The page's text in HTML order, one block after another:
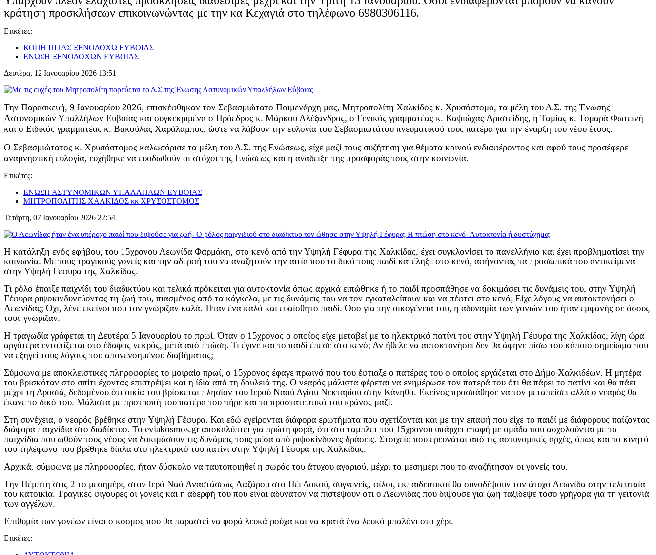
κράτηση προσκλήσεων επικοινωνώντας με την κα Κεχαγιά στο τηλέφωνο 6980306116.
Ετικέτες:
ΚΟΠΗ ΠΙΤΑΣ ΞΕΝΟΔΟΧΩ ΕΥΒΟΙΑΣ
ΕΝΩΣΗ ΞΕΝΟΔΟΧΩΝ ΕΥΒΟΙΑΣ
Δευτέρα, 12 Ιανουαρίου 2026 13:51
Την Παρασκευή, 9 Ιανουαρίου 2026, επισκέφθηκαν τον Σεβασμιώτατο Ποιμενάρχη μας, Μητροπολίτη Χαλκίδος κ. Χρυσόστομο, τα μέλη του Δ.Σ. της Ένωσης
Αστυνομικών Υπαλλήλων Ευβοίας και συγκεκριμένα ο Πρόεδρος κ. Μάρκου Αλέξανδρος, ο Γενικός γραμματέας κ. Καψιώχας Αριστείδης, η Ταμίας κ. Τομαρά Φωτεινή
και ο Ειδικός γραμματέας κ. Βακούλας Χαράλαμπος, ώστε να λάβουν την ευλογία του Σεβασμιωτάτου πνευματικού τους πατέρα για την έναρξη του νέου έτους.
Ο Σεβασμιώτατος κ. Χρυσόστομος καλωσόρισε τα μέλη του Δ.Σ. της Ενώσεως, είχε μαζί τους συζήτηση για θέματα κοινού ενδιαφέροντος και αφού τους προσέφερε
αναμνηστική ευλογία, ευχήθηκε να ευοδωθούν οι στόχοι της Ενώσεως και η ανάδειξη της προσφοράς τους στην κοινωνία.
Ετικέτες:
ΕΝΩΣΗ ΑΣΤΥΝΟΜΙΚΩΝ ΥΠΑΛΛΗΛΩΝ ΕΥΒΟΙΑΣ
ΜΗΤΡΟΠΟΛΙΤΗΣ ΧΑΛΚΙΔΟΣ κκ ΧΡΥΣΟΣΤΟΜΟΣ
Τετάρτη, 07 Ιανουαρίου 2026 22:54
Η κατάληξη ενός εφήβου, του 15χρονου Λεωνίδα Φαρμάκη, στο κενό από την Υψηλή Γέφυρα της Χαλκίδας, έχει συγκλονίσει το πανελλήνιο και έχει προβληματίσει την
κοινωνία. Με τους τραγικούς γονείς και την αδερφή του να αναζητούν την αιτία που το δικό τους παιδί κατέληξε στο κενό, αφήνοντας τα προσωπικά του αντικείμενα
στην Υψηλή Γέφυρα της Χαλκίδας.
Τι ρόλο έπαιξε παιχνίδι του διαδικτύου και τελικά πρόκειται για αυτοκτονία όπως αρχικά ειπώθηκε ή το παιδί προσπάθησε να δοκιμάσει τις δυνάμεις του, στην Υψηλή
Γέφυρα ριψοκινδυνεύοντας τη ζωή του, πιασμένος από τα κάγκελα, με τις δυνάμεις του να τον εγκαταλείπουν και να πέφτει στο κενό; Είχε λόγους να αυτοκτονήσει ο
Λεωνίδας; Όχι, λένε εκείνοι που τον γνώριζαν καλά. Ήταν ένα καλό και ευαίσθητο παιδί. Όσο για την οικογένεια του, η αδυναμία των γονιών του ήταν εμφανής σε όσους
τους γνώριζαν.
Η τραγωδία γράφεται τη Δευτέρα 5 Ιανουαρίου το πρωί. Όταν ο 15χρονος ο οποίος είχε μεταβεί με το ηλεκτρικό πατίνι του στην Υψηλή Γέφυρα της Χαλκίδας, λίγη ώρα
αργότερα εντοπίζεται στο έδαφος νεκρός, μετά από πτώση. Τι έγινε και το παιδί έπεσε στο κενό; Αν ήθελε να αυτοκτονήσει δεν θα άφηνε πίσω του κάποιο σημείωμα που
να εξηγεί τους λόγους του απονενοημένου διαβήματος;
Σύμφωνα με αποκλειστικές πληροφορίες το μοιραίο πρωί, ο 15χρονος έφαγε πρωινό που του έφτιαξε ο πατέρας του ο οποίος εργάζεται στο Δήμο Χαλκιδέων. Η μητέρα
του βρισκόταν στο σπίτι έχοντας επιστρέψει και η ίδια από τη δουλειά της. Ο νεαρός μάλιστα φέρεται να ενημέρωσε τον πατερά του ότι θα πάρει το πατίνι και θα πάει
μέχρι τη Δροσιά, δεδομένου ότι οικία του βρίσκεται πλησίον του Ιερού Ναού Αγίου Νεκταρίου στην Κάνηθο. Εκείνος προσπάθησε να τον μεταπείσει αλλά ο νεαρός θα
έκανε το δικό του. Μάλιστα με προτροπή του πατέρα του πήρε και το προστατευτικό του κράνος μαζί.
Στη συνέχεια, ο νεαρός βρέθηκε στην Υψηλή Γέφυρα. Και εδώ εγείρονται διάφορα ερωτήματα που σχετίζονται και με την επαφή που είχε το παιδί με διάφορους παίζοντας
διάφορα παιχνίδια στο διαδίκτυο. Το eviakosmos.gr αποκαλύπτει για πρώτη φορά, ότι στο ταμπλετ του 15χρονου υπάρχει επαφή με ομάδα που ασχολούνται με τα
παιχνίδια που ωθούν τους νέους να δοκιμάσουν τις δυνάμεις τους μέσα από ριψοκίνδυνες δράσεις. Στοιχείο που ερευνάται από τις αστυνομικές αρχές, όπως και το κινητό
του τηλέφωνο που βρέθηκε δίπλα στο ηλεκτρικό του πατίνι στην Υψηλή Γέφυρα της Χαλκίδας.
Αρχικά, σύμφωνα με πληροφορίες, ήταν δύσκολο να ταυτοποιηθεί η σωρός του άτυχου αγοριού, μέχρι το μεσημέρι που το αναζήτησαν οι γονείς του.
Την Πέμπτη στις 2 το μεσημέρι, στον Ιερό Ναό Αναστάσεως Λαζάρου στο Πέι Δοκού, συγγενείς, φίλοι, εκπαιδευτικοί θα συνοδέψουν τον άτυχο Λεωνίδα στην τελευταία
του κατοικία. Τραγικές φιγούρες οι γονείς και η αδερφή του που είναι αδύνατον να πιστέψουν ότι ο Λεωνίδας που διψούσε για ζωή ταξίδεψε τόσο γρήγορα για τη γειτονιά
των αγγέλων.
Επιθυμία των γονέων είναι ο κόσμος που θα παραστεί να φορά λευκά ρούχα και να κρατά ένα λευκό μπαλόνι στο χέρι.
Ετικέτες: